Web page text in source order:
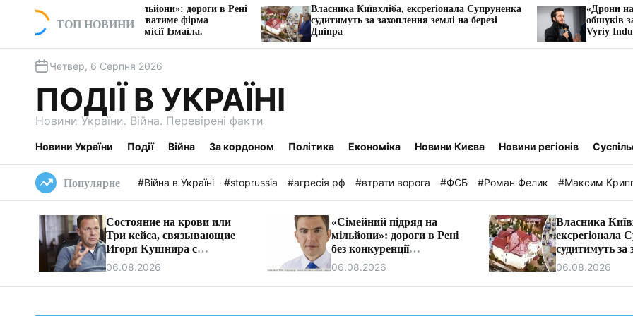
м
ТОП НОВИНИ
на мільйони»: дороги в Рені
ремонтуватиме фірма
комісії Ізмаїла.
Власника Київхліба, ексрегіонала Супруненка
судитимуть за захоплення землі на березі
«Дрони на мільярди, майстри
обшуків за ніч»:
Vyriy Industries
Четвер, 6 Серпня 2026
ПОДІЇ В УКРАЇНІ
Новини України. Війна. Перевірені факти
Новини України Події Війна За кордоном Політика Економіка Новини Києва Новини регіонів
Популярне #Війна в Україні #stoprussia #агресія рф #втрати ворога #ФСБ #Роман Фелик #Максим
Состояние на крови или
Три кейса, связывающие
Игоря Кушнира с
Виктором Медведчуком
06.08.2026
«Сімейний підряд на
мільйони»: дороги в Рені
без конкуренції
ремонтуватиме фірма
комісії Ізмаїла.
06.08.2026
Власника
ексрегіонала
судитимуть за
землі на
06.08.2026